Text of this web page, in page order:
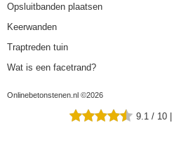
Opsluitbanden plaatsen
Keerwanden
Traptreden tuin
Wat is een facetrand?
Onlinebetonstenen.nl ©2026
9.1 / 10 |